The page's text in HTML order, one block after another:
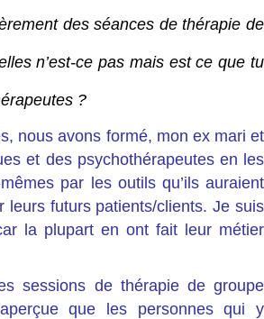
des séances de thérapie de
n’est-ce pas mais est ce que tu
?
nous avons formé, mon ex mari et
et des psychothérapeutes en les
par les outils qu’ils auraient
leurs futurs patients/clients. Je suis
la plupart en ont fait leur métier
sessions de thérapie de groupe
que les personnes qui y